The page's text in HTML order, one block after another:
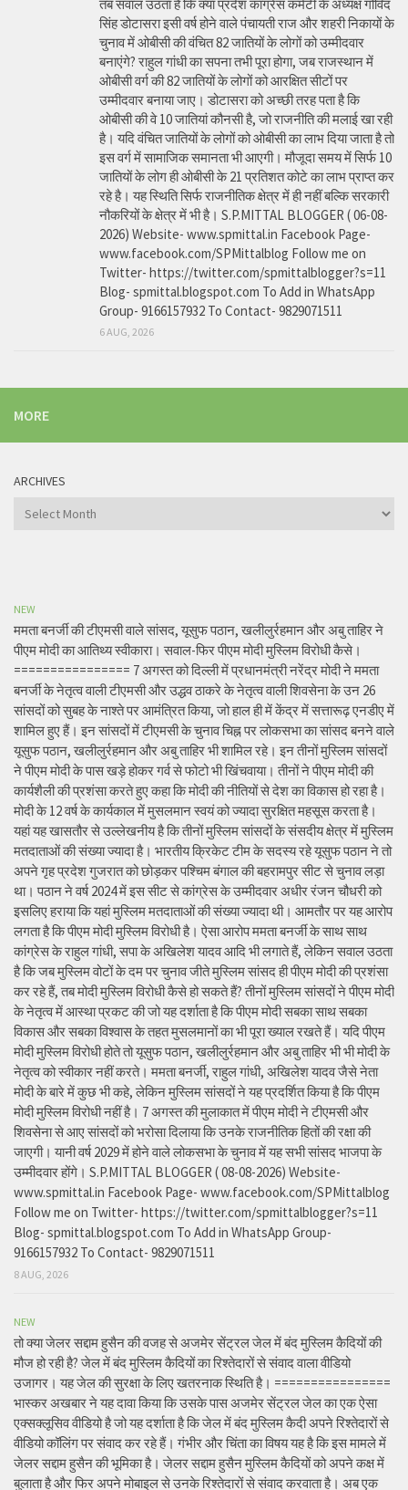
तब सवाल उठता है कि क्या प्रदेश कांग्रेस कमेटी के अध्यक्ष गोविंद
सिंह डोटासरा इसी वर्ष होने वाले पंचायती राज और शहरी निकायों के
चुनाव में ओबीसी की वंचित 82 जातियों के लोगों को उम्मीदवार
बनाएंगे? राहुल गांधी का सपना तभी पूरा होगा, जब राजस्थान में
ओबीसी वर्ग की 82 जातियों के लोगों को आरक्षित सीटों पर
उम्मीदवार बनाया जाए। डोटासरा को अच्छी तरह पता है कि
ओबीसी की वे 10 जातियां कौनसी है, जो राजनीति की मलाई खा रही
है। यदि वंचित जातियों के लोगों को ओबीसी का लाभ दिया जाता है तो
इस वर्ग में सामाजिक समानता भी आएगी। मौजूदा समय में सिर्फ 10
जातियों के लोग ही ओबीसी के 21 प्रतिशत कोटे का लाभ प्राप्त कर
रहे है। यह स्थिति सिर्फ राजनीतिक क्षेत्र में ही नहीं बल्कि सरकारी
नौकरियों के क्षेत्र में भी है। S.P.MITTAL BLOGGER ( 06-08-
2026) Website- www.spmittal.in Facebook Page-
www.facebook.com/SPMittalblog Follow me on
Twitter- https://twitter.com/spmittalblogger?s=11
Blog- spmittal.blogspot.com To Add in WhatsApp
Group- 9166157932 To Contact- 9829071511
6 AUG, 2026
MORE
ARCHIVES
Archives
NEW
ममता बनर्जी की टीएमसी वाले सांसद, यूसुफ पठान, खलीलुर्रहमान और अबु ताहिर ने
पीएम मोदी का आतिथ्य स्वीकारा। सवाल-फिर पीएम मोदी मुस्लिम विरोधी कैसे।
================ 7 अगस्त को दिल्ली में प्रधानमंत्री नरेंद्र मोदी ने ममता
बनर्जी के नेतृत्व वाली टीएमसी और उद्धव ठाकरे के नेतृत्व वाली शिवसेना के उन 26
सांसदों को सुबह के नाश्ते पर आमंत्रित किया, जो हाल ही में केंद्र में सत्तारूढ़ एनडीए में
शामिल हुए हैं। इन सांसदों में टीएमसी के चुनाव चिह्न पर लोकसभा का सांसद बनने वाले
यूसुफ पठान, खलीलुर्रहमान और अबु ताहिर भी शामिल रहे। इन तीनों मुस्लिम सांसदों
ने पीएम मोदी के पास खड़े होकर गर्व से फोटो भी खिंचवाया। तीनों ने पीएम मोदी की
कार्यशैली की प्रशंसा करते हुए कहा कि मोदी की नीतियों से देश का विकास हो रहा है।
मोदी के 12 वर्ष के कार्यकाल में मुसलमान स्वयं को ज्यादा सुरक्षित महसूस करता है।
यहां यह खासतौर से उल्लेखनीय है कि तीनों मुस्लिम सांसदों के संसदीय क्षेत्र में मुस्लिम
मतदाताओं की संख्या ज्यादा है। भारतीय क्रिकेट टीम के सदस्य रहे यूसुफ पठान ने तो
अपने गृह प्रदेश गुजरात को छोड़कर पश्चिम बंगाल की बहरामपुर सीट से चुनाव लड़ा
था। पठान ने वर्ष 2024 में इस सीट से कांग्रेस के उम्मीदवार अधीर रंजन चौधरी को
इसलिए हराया कि यहां मुस्लिम मतदाताओं की संख्या ज्यादा थी। आमतौर पर यह आरोप
लगता है कि पीएम मोदी मुस्लिम विरोधी है। ऐसा आरोप ममता बनर्जी के साथ साथ
कांग्रेस के राहुल गांधी, सपा के अखिलेश यादव आदि भी लगाते हैं, लेकिन सवाल उठता
है कि जब मुस्लिम वोटों के दम पर चुनाव जीते मुस्लिम सांसद ही पीएम मोदी की प्रशंसा
कर रहे हैं, तब मोदी मुस्लिम विरोधी कैसे हो सकते हैं? तीनों मुस्लिम सांसदों ने पीएम मोदी
के नेतृत्व में आस्था प्रकट की जो यह दर्शाता है कि पीएम मोदी सबका साथ सबका
विकास और सबका विश्वास के तहत मुसलमानों का भी पूरा ख्याल रखते हैं। यदि पीएम
मोदी मुस्लिम विरोधी होते तो यूसुफ पठान, खलीलुर्रहमान और अबु ताहिर भी भी मोदी के
नेतृत्व को स्वीकार नहीं करते। ममता बनर्जी, राहुल गांधी, अखिलेश यादव जैसे नेता
मोदी के बारे में कुछ भी कहे, लेकिन मुस्लिम सांसदों ने यह प्रदर्शित किया है कि पीएम
मोदी मुस्लिम विरोधी नहीं है। 7 अगस्त की मुलाकात में पीएम मोदी ने टीएमसी और
शिवसेना से आए सांसदों को भरोसा दिलाया कि उनके राजनीतिक हितों की रक्षा की
जाएगी। यानी वर्ष 2029 में होने वाले लोकसभा के चुनाव में यह सभी सांसद भाजपा के
उम्मीदवार होंगे। S.P.MITTAL BLOGGER ( 08-08-2026) Website-
www.spmittal.in Facebook Page- www.facebook.com/SPMittalblog
Follow me on Twitter- https://twitter.com/spmittalblogger?s=11
Blog- spmittal.blogspot.com To Add in WhatsApp Group-
9166157932 To Contact- 9829071511
8 AUG, 2026
NEW
तो क्या जेलर सद्दाम हुसैन की वजह से अजमेर सेंट्रल जेल में बंद मुस्लिम कैदियों की
मौज हो रही है? जेल में बंद मुस्लिम कैदियों का रिश्तेदारों से संवाद वाला वीडियो
उजागर। यह जेल की सुरक्षा के लिए खतरनाक स्थिति है। ================
भास्कर अखबार ने यह दावा किया कि उसके पास अजमेर सेंट्रल जेल का एक ऐसा
एक्सक्लूसिव वीडियो है जो यह दर्शाता है कि जेल में बंद मुस्लिम कैदी अपने रिश्तेदारों से
वीडियो कॉलिंग पर संवाद कर रहे हैं। गंभीर और चिंता का विषय यह है कि इस मामले में
जेलर सद्दाम हुसैन की भूमिका है। जेलर सद्दाम हुसैन मुस्लिम कैदियों को अपने कक्ष में
बुलाता है और फिर अपने मोबाइल से उनके रिश्तेदारों से संवाद करवाता है। अब एक